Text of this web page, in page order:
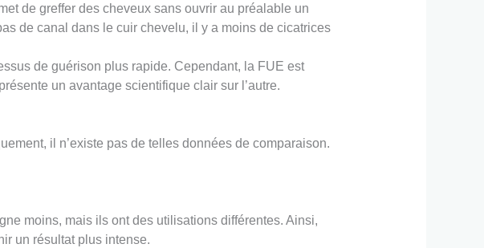
de greffer des cheveux sans ouvrir au préalable un
de canal dans le cuir chevelu, il y a moins de cicatrices
de guérison plus rapide. Cependant, la FUE est
un avantage scientifique clair sur l’autre.
il n’existe pas de telles données de comparaison.
moins, mais ils ont des utilisations différentes. Ainsi,
un résultat plus intense.